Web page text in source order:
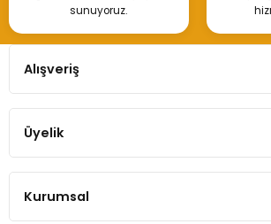
sunuyoruz.
Alışveriş
Üyelik
Kurumsal